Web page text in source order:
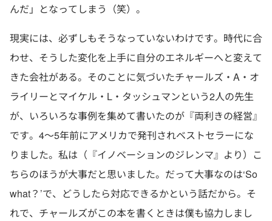
んだ」となってしまう（笑）。
現実には、必ずしもそうなっていないわけです。時代に合
わせ、そうした変化を上手に自分のエネルギーへと変えて
きた会社がある。そのことに気づいたチャールズ・A・オ
ライリーとマイケル・L・タッシュマンという2人の先生
が、いろいろな事例を集めて書いたのが『両利きの経営』
です。4～5年前にアメリカで発刊されベストセラーにな
りました。私は（『イノベーションのジレンマ』より）こ
ちらのほうが大事だと思いました。だって大事なのは‘So
what？’で、どうしたら対応できるかという話だから。そ
れで、チャールズがこの本を書くときは僕も協力しまし